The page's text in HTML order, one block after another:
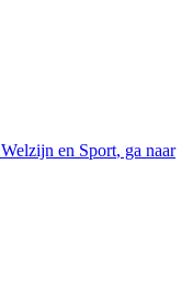
en Sport, ga naar